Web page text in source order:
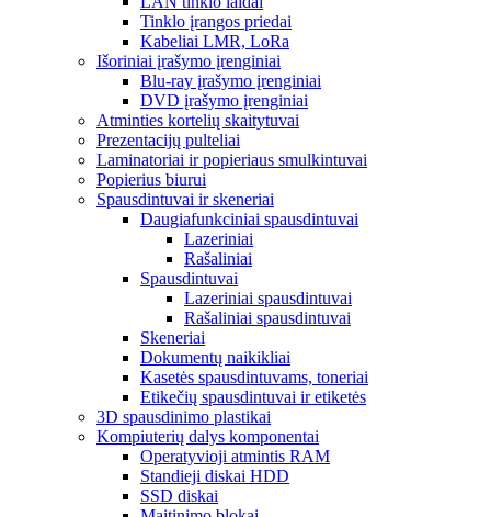
Tinklo įrangos priedai
Kabeliai LMR, LoRa
Išoriniai įrašymo įrenginiai
Blu-ray įrašymo įrenginiai
DVD įrašymo įrenginiai
Atminties kortelių skaitytuvai
Prezentacijų pulteliai
Laminatoriai ir popieriaus smulkintuvai
Popierius biurui
Spausdintuvai ir skeneriai
Daugiafunkciniai spausdintuvai
Lazeriniai
Rašaliniai
Spausdintuvai
Lazeriniai spausdintuvai
Rašaliniai spausdintuvai
Skeneriai
Dokumentų naikikliai
Kasetės spausdintuvams, toneriai
Etikečių spausdintuvai ir etiketės
3D spausdinimo plastikai
Kompiuterių dalys komponentai
Operatyvioji atmintis RAM
Standieji diskai HDD
SSD diskai